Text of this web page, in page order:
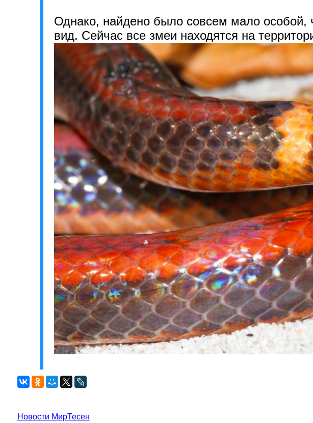
Однако, найдено было совсем мало
вид. Сейчас все змеи находятся на
Новости МирТесен